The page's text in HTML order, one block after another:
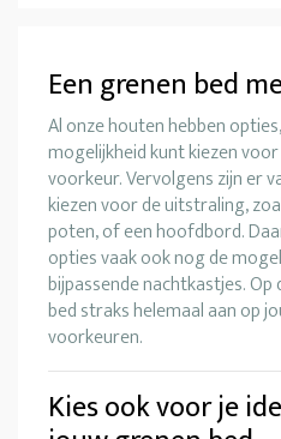
Een grenen bed
Al onze houten hebben
mogelijkheid kunt kiezen
voorkeur. Vervolgens zijn er
kiezen voor de uitstraling,
poten, of een hoofdbord.
opties vaak ook nog de
bijpassende nachtkastjes.
bed straks helemaal aan op
voorkeuren.
Kies ook voor je